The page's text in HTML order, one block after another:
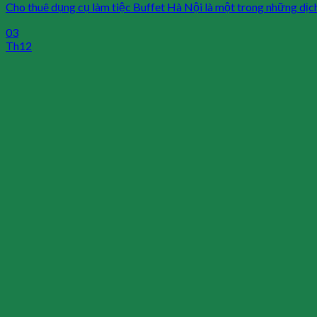
Cho thuê dụng cụ làm tiệc Buffet Hà Nội là một trong những
03
Th12